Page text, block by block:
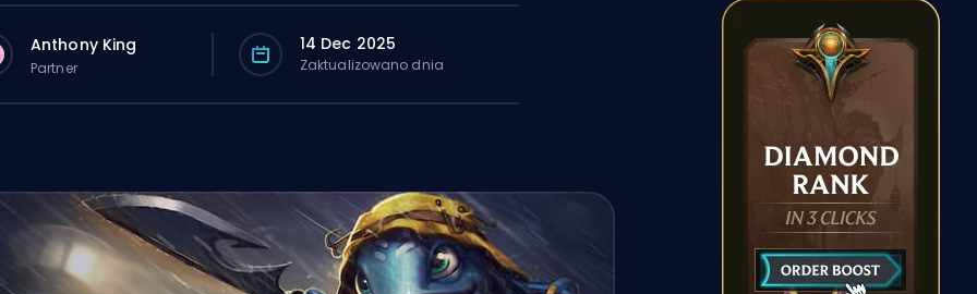
Anthony King
Partner
14 Dec 2025
Zaktualizowano dnia